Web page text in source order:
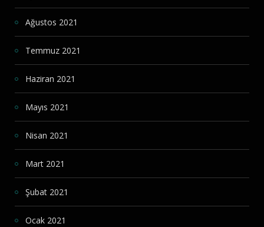
Ağustos 2021
Temmuz 2021
Haziran 2021
Mayıs 2021
Nisan 2021
Mart 2021
Şubat 2021
Ocak 2021